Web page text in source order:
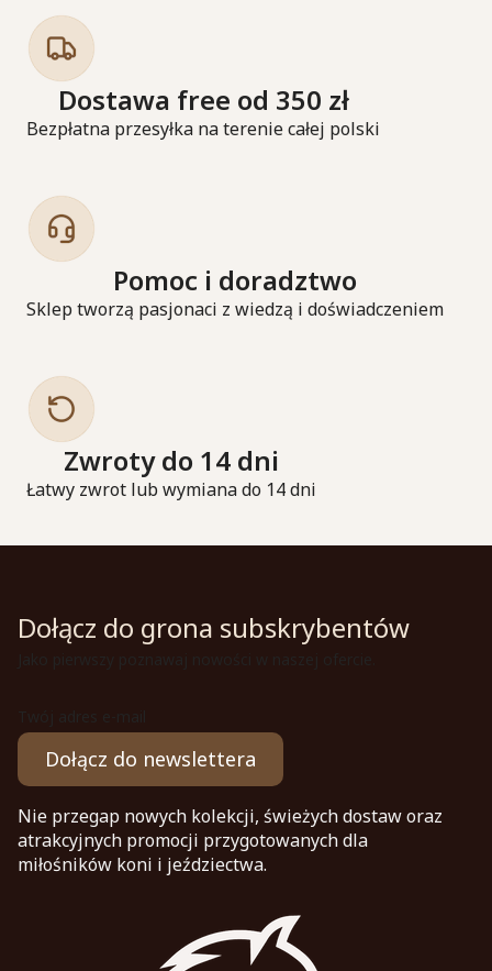
Dostawa free od 350 zł
Bezpłatna przesyłka na terenie całej polski
Pomoc i doradztwo
Sklep tworzą pasjonaci z wiedzą i doświadczeniem
Zwroty do 14 dni
Łatwy zwrot lub wymiana do 14 dni
Dołącz do grona subskrybentów
Dołącz do newslettera
Nie przegap nowych kolekcji, świeżych dostaw oraz
atrakcyjnych promocji przygotowanych dla
miłośników koni i jeździectwa.